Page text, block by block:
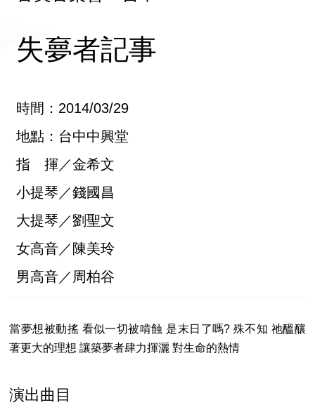
失夣者記事
時間：2014/03/29
地點：台中中興堂
指 揮／金希文
小提琴／錢國昌
大提琴／劉聖文
女高音／陳美玲
男高音／周柏谷
當夢想被動搖 看似一切被啃蝕 是末日了嗎? 殊不知 祂醞釀
著更大的理想 讓築夢者肆力揮灑 對生命的熱情
演出曲目